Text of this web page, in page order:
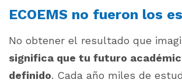
ECOEMS no fueron los
No obtener el resultado que
significa que tu futuro
definido. Cada año miles de